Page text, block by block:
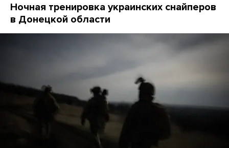
Ночная тренировка украинских снайперов
в Донецкой области